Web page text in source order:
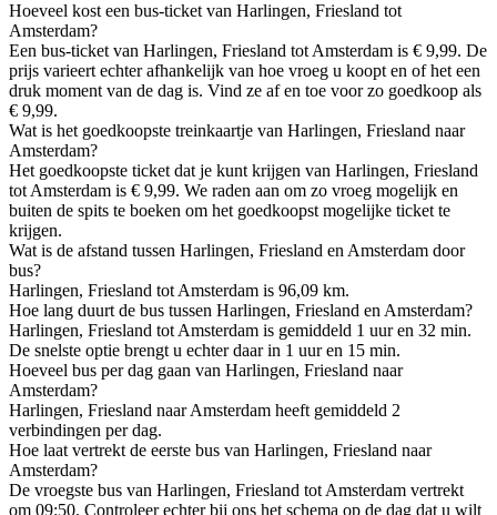
Hoeveel kost een bus-ticket van Harlingen, Friesland tot
Amsterdam?
Een bus-ticket van Harlingen, Friesland tot Amsterdam is € 9,99. De
prijs varieert echter afhankelijk van hoe vroeg u koopt en of het een
druk moment van de dag is. Vind ze af en toe voor zo goedkoop als
€ 9,99.
Wat is het goedkoopste treinkaartje van Harlingen, Friesland naar
Amsterdam?
Het goedkoopste ticket dat je kunt krijgen van Harlingen, Friesland
tot Amsterdam is € 9,99. We raden aan om zo vroeg mogelijk en
buiten de spits te boeken om het goedkoopst mogelijke ticket te
krijgen.
Wat is de afstand tussen Harlingen, Friesland en Amsterdam door
bus?
Harlingen, Friesland tot Amsterdam is 96,09 km.
Hoe lang duurt de bus tussen Harlingen, Friesland en Amsterdam?
Harlingen, Friesland tot Amsterdam is gemiddeld 1 uur en 32 min.
De snelste optie brengt u echter daar in 1 uur en 15 min.
Hoeveel bus per dag gaan van Harlingen, Friesland naar
Amsterdam?
Harlingen, Friesland naar Amsterdam heeft gemiddeld 2
verbindingen per dag.
Hoe laat vertrekt de eerste bus van Harlingen, Friesland naar
Amsterdam?
De vroegste bus van Harlingen, Friesland tot Amsterdam vertrekt
om 09:50. Controleer echter bij ons het schema op de dag dat u wilt